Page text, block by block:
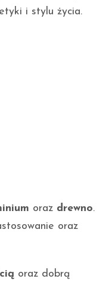
i stylu życia.
oraz drewno.
oraz
oraz dobrą